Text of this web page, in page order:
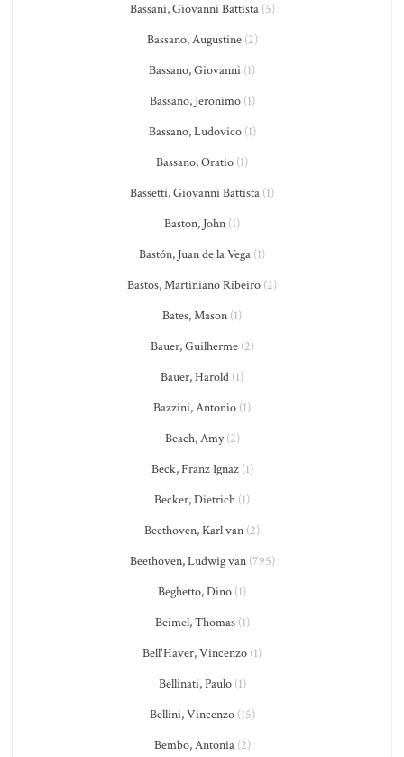
Bassani, Giovanni Battista(5)
Bassano, Augustine(2)
Bassano, Giovanni (1)
Bassano, Jeronimo(1)
Bassano, Ludovico(1)
Bassano, Oratio (1)
Bassetti, Giovanni Battista (1)
Baston, John (1)
Bastón, Juan de la Vega (1)
Bastos, Martiniano Ribeiro (2)
Bates, Mason (1)
Bauer, Guilherme(2)
Bauer, Harold (1)
Bazzini, Antonio (1)
Beach, Amy(2)
Beck, Franz Ignaz(1)
Becker, Dietrich (1)
Beethoven, Karl van (2)
Beethoven, Ludwig van(795)
Beghetto, Dino (1)
Beimel, Thomas(1)
Bell'Haver, Vincenzo (1)
Bellinati, Paulo(1)
Bellini, Vincenzo(15)
Bembo, Antonia(2)